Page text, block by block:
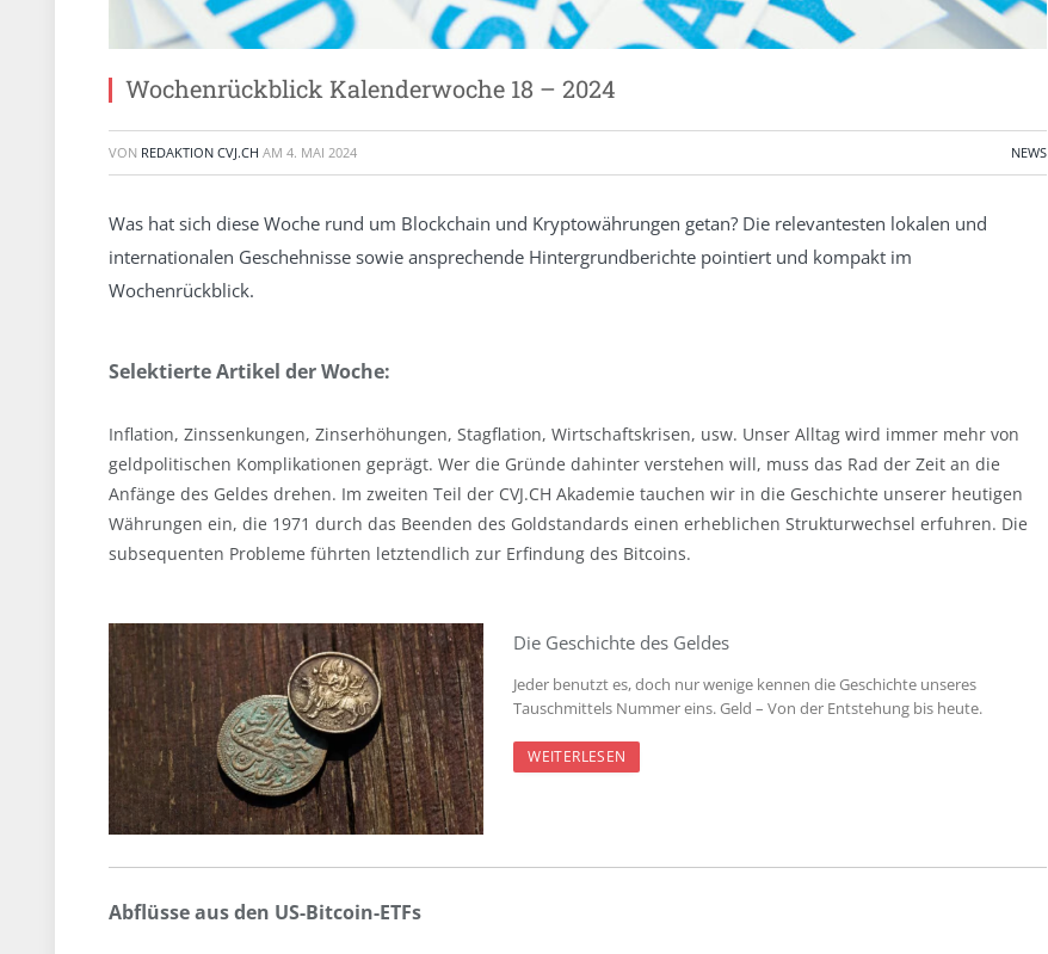
Wochenrückblick Kalenderwoche 18 – 2024
VON REDAKTION CVJ.CH AM 4. MAI 2024 NEWS
Was hat sich diese Woche rund um Blockchain und Kryptowährungen getan? Die relevantesten lokalen und
internationalen Geschehnisse sowie ansprechende Hintergrundberichte pointiert und kompakt im
Wochenrückblick.
Selektierte Artikel der Woche:
Inflation, Zinssenkungen, Zinserhöhungen, Stagflation, Wirtschaftskrisen, usw. Unser Alltag wird immer mehr von
geldpolitischen Komplikationen geprägt. Wer die Gründe dahinter verstehen will, muss das Rad der Zeit an die
Anfänge des Geldes drehen. Im zweiten Teil der CVJ.CH Akademie tauchen wir in die Geschichte unserer heutigen
Währungen ein, die 1971 durch das Beenden des Goldstandards einen erheblichen Strukturwechsel erfuhren. Die
subsequenten Probleme führten letztendlich zur Erfindung des Bitcoins.
Die Geschichte des Geldes
Jeder benutzt es, doch nur wenige kennen die Geschichte unseres
Tauschmittels Nummer eins. Geld – Von der Entstehung bis heute.
WEITERLESEN
Abflüsse aus den US-Bitcoin-ETFs